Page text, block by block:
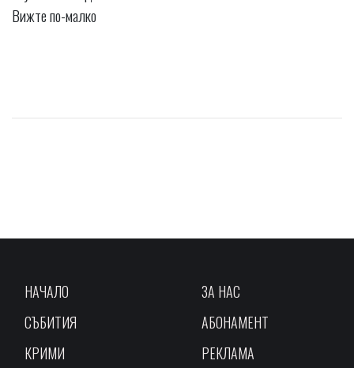
Вижте по-малко
НАЧАЛО
СЪБИТИЯ
КРИМИ
ЗА НАС
АБОНАМЕНТ
РЕКЛАМА